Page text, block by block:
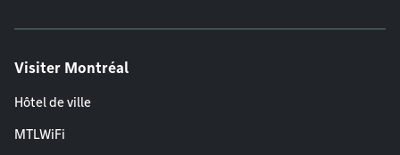
Visiter Montréal
Hôtel de ville
MTLWiFi